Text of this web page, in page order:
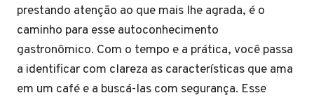
prestando atenção ao que mais lhe agrada, é o
caminho para esse autoconhecimento
gastronômico. Com o tempo e a prática, você passa
a identificar com clareza as características que ama
em um café e a buscá-las com segurança. Esse